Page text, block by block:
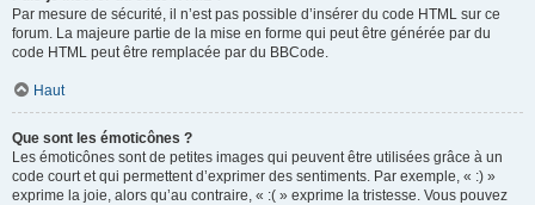
Par mesure de sécurité, il n’est pas possible d’insérer du code HTML sur ce
forum. La majeure partie de la mise en forme qui peut être générée par du
code HTML peut être remplacée par du BBCode.
Haut
Que sont les émoticônes ?
Les émoticônes sont de petites images qui peuvent être utilisées grâce à un
code court et qui permettent d’exprimer des sentiments. Par exemple, « :) »
exprime la joie, alors qu’au contraire, « :( » exprime la tristesse. Vous pouvez